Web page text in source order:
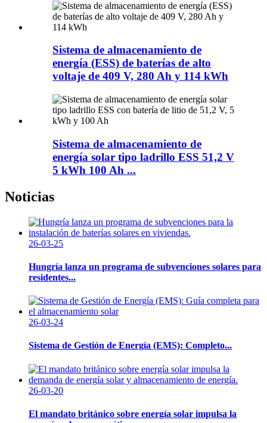
Sistema de almacenamiento de
energía (ESS) de baterías de alto
voltaje de 409 V, 280 Ah y 114 kWh
Sistema de almacenamiento de
energía solar tipo ladrillo ESS 51,2 V
5 kWh 100 Ah ...
Noticias
26-03-25
Hungría lanza un programa de subvenciones solares para
residentes...
26-03-24
Sistema de Gestión de Energía (EMS): Completo...
26-03-20
El mandato británico sobre energía solar impulsa la